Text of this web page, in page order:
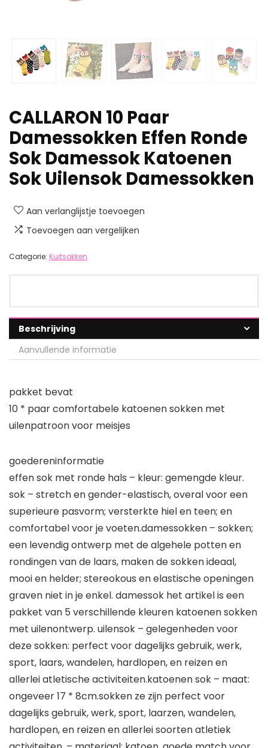
CALLARON 10 Paar
Damessokken Effen Ronde
Sok Damessok Katoenen
Sok Uilensok Damessokken
Aan verlanglijstje toevoegen
Toevoegen aan vergelijken
Categorie: Kuitsokken
Beschrijving
Aanvullende informatie
pakket bevat
10 * paar comfortabele katoenen sokken met
uilenpatroon voor meisjes
goedereninformatie
effen sok met ronde hals – kleur: gemengde kleur.
sok – stretch en gender-elastisch, overal voor een
superieure pasvorm; versterkte hiel en teen; en
comfortabel voor je voeten.damessokken – sokken;
een levendig ontwerp met de algehele potten en
rondingen van de laars, maken de sokken ideaal,
mooi en helder; stereokous en elastische openingen
graven niet in je enkel. damessok het artikel is een
pakket van 5 verschillende kleuren katoenen sokken
met uilenontwerp. uilensok – gelegenheden voor
deze sokken: perfect voor dagelijks gebruik, werk,
sport, laars, wandelen, hardlopen, en reizen en
allerlei atletische activiteiten.katoenen sok – maat:
ongeveer 17 * 8cm.sokken ze zijn perfect voor
dagelijks gebruik, werk, sport, laarzen, wandelen,
hardlopen, en reizen en allerlei soorten atletiek